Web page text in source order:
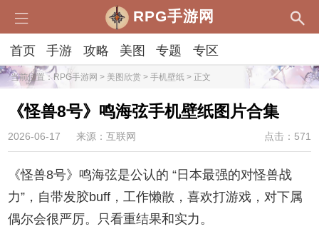
RPG手游网
首页 手游 攻略 美图 专题 专区
当前位置：RPG手游网 > 美图欣赏 > 手机壁纸 > 正文
《怪兽8号》鸣海弦手机壁纸图片合集
2026-06-17 来源：互联网 点击：571
《怪兽8号》鸣海弦是公认的 “日本最强的对怪兽战
力”，自带发胶buff，工作懒散，喜欢打游戏，对下属
偶尔会很严厉。只看重结果和实力。